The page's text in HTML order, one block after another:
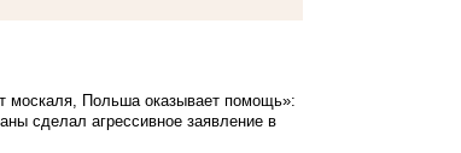
москаля, Польша оказывает помощь»:
сделал агрессивное заявление в